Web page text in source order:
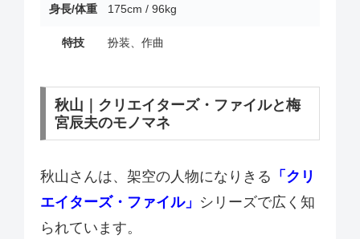
身長/体重 175cm / 96kg
特技 扮装、作曲
秋山｜クリエイターズ・ファイルと梅
宮辰夫のモノマネ
秋山さんは、架空の人物になりきる 「クリ
エイターズ・ファイル」 シリーズで広く知
られています。